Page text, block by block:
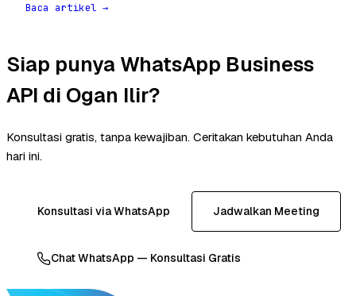
Baca artikel →
Siap punya WhatsApp Business
API di Ogan Ilir?
Konsultasi gratis, tanpa kewajiban. Ceritakan kebutuhan Anda
hari ini.
Konsultasi via WhatsApp Jadwalkan Meeting
Chat WhatsApp — Konsultasi Gratis